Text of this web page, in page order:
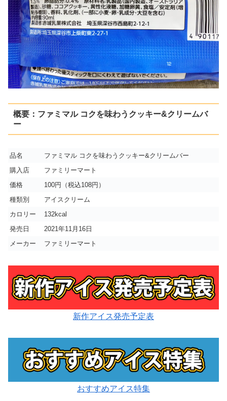
概要：ファミマル コクを味わうクッキー&クリームバ
ー
品名
ファミマル コクを味わうクッキー&クリームバー
購入店
ファミリーマート
価格
100円（税込108円）
種類別
アイスクリーム
カロリー
132kcal
発売日
2021年11月16日
メーカー
ファミリーマート
新作アイス発売予定表
おすすめアイス特集